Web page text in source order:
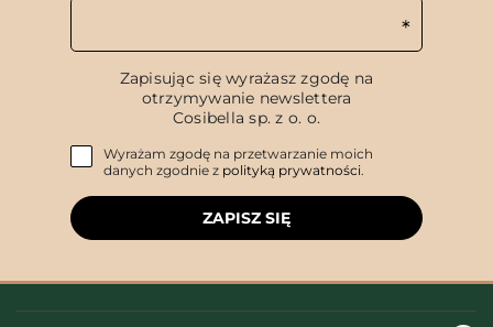
Zapisując się wyrażasz zgodę na
otrzymywanie newslettera
Cosibella sp. z o. o.
Wyrażam zgodę na przetwarzanie moich
danych zgodnie z polityką prywatności.
ZAPISZ SIĘ